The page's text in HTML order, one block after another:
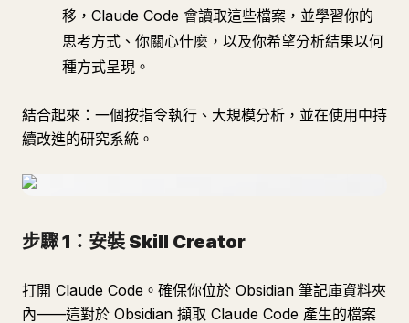
移，Claude Code 會讀取這些檔案，並學習你的
思考方式、你關心什麼，以及你希望分析結果以何
種方式呈現。
結合起來：一個按指令執行、大規模分析，並在使用中持
續改進的研究系統。
步驟 1：安裝 Skill Creator
打開 Claude Code。確保你位於 Obsidian 筆記庫資料夾
內——這對於 Obsidian 擷取 Claude Code 產生的檔案